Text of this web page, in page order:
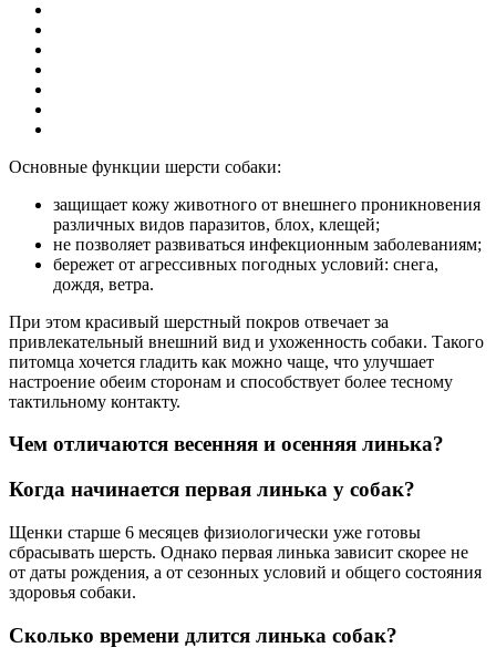
Основные функции шерсти собаки:
защищает кожу животного от внешнего проникновения
различных видов паразитов, блох, клещей;
не позволяет развиваться инфекционным заболеваниям;
бережет от агрессивных погодных условий: снега,
дождя, ветра.
При этом красивый шерстный покров отвечает за
привлекательный внешний вид и ухоженность собаки. Такого
питомца хочется гладить как можно чаще, что улучшает
настроение обеим сторонам и способствует более тесному
тактильному контакту.
Чем отличаются весенняя и осенняя линька?
Когда начинается первая линька у собак?
Щенки старше 6 месяцев физиологически уже готовы
сбрасывать шерсть. Однако первая линька зависит скорее не
от даты рождения, а от сезонных условий и общего состояния
здоровья собаки.
Сколько времени длится линька собак?